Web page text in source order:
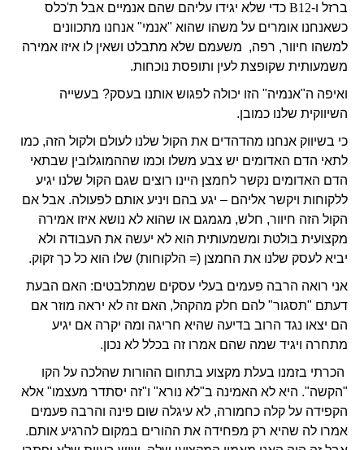
ברזל ו-B12 כדי שלא יגידו עליהם שהם אנמיים אבל ת'כלס
כשאנחנו אומרים על משהו שהוא "אנמי" אנחנו מתכוונים
למשהו חיוור, רפה, משעמם שלא מתבלט ושאין לו איזו אמירה
משמעותית שקופצת לעין ותופסת נוכחות.
ואיפה ה"אנמיה" הזו יכולה לפגוש אותנו בעסק? בעשייה
השיווקית שלנו כמובן.
כי בשיווק אנחנו מהדהדים את הקול שלנו לעולם ולקול הזה, כמו
לתאי הדם האדומים יש צבע משלו וכמו שההמוגלובין שבתאי
הדם האדומים נקשר לחמצן היינו רוצים שגם הקול שלנו יגיע
ללקוחות ויקשר אליהם – יגע בהם ויניע אותם לפעולה. אבל אם
הקול הזה חיוור, חלש, מגמגם או שהוא לא נושא איזו אמירה
מקצועית בולטת ומשמעותית הוא לא יעשה את העבודה ולא
יביא לעסק שלנו את החמצן (= הלקוחות) שלו הוא כל כך זקוק.
אני רואה הרבה פעמים בעלי עסקים שמתלבטים: האם הבעת
דעתם "תסגור" להם חלק מהקהל, האם זה לא יראה מוזר אם
הם יצאו נגד הרוב בדיעה שהיא חריגה ומה יקרה אם יגיע
מתחרה ויגיד שמה שהם אמרו זה בכלל לא נכון.
הכרתי בזמנו בעלת מקצוע בתחום ההורות שהלכה על הקו
"הקשה". היא לא האמינה ב"לא נורא" ו"זה יסתדר מעצמו" אלא
הקפידה על קלה כחמורה, לא עיגלה שום פינה והרבה פעמים
אמרו לה שהיא רק מפחידה את ההורים במקום להרגיע אותם.